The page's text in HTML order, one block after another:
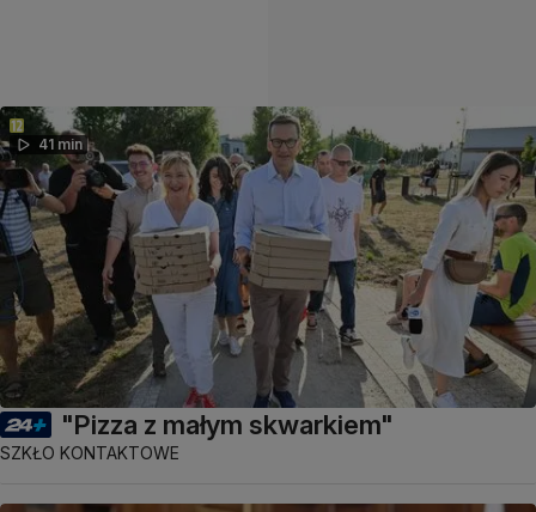
41 min
"Pizza z małym skwarkiem"
SZKŁO KONTAKTOWE